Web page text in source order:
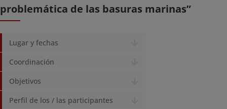
problemática de las basuras marinas”
Lugar y fechas
Coordinación
Objetivos
Perfil de los / las participantes